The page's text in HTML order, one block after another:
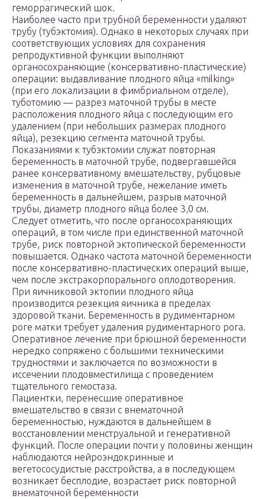
геморрагический шок.
Наиболее часто при трубной беременности удаляют
трубу (тубэктомия). Однако в некоторых случаях при
соответствующих условиях для сохранения
репродуктивной функции выполняют
органосохраняющие (консервативно-пластические)
операции: выдавливание плодного яйца «milking»
(при его локализации в фимбриальном отделе),
туботомию — разрез маточной трубы в месте
расположения плодного яйца с последующим его
удалением (при небольших размерах плодного
яйца), резекцию сегмента маточной трубы.
Показаниями к тубэктомии служат повторная
беременность в маточной трубе, подвергавшейся
ранее консервативному вмешательству, рубцовые
изменения в маточной трубе, нежелание иметь
беременность в дальнейшем, разрыв маточной
трубы, диаметр плодного яйца более 3,0 см.
Следует отметить, что после органосохраняющих
операций, в том числе при единственной маточной
трубе, риск повторной эктопической беременности
повышается. Однако частота маточной беременности
после консервативно-пластических операций выше,
чем после экстракорпорального оплодотворения.
При яичниковой эктопии плодного яйца
производится резекция яичника в пределах
здоровой ткани. Беременность в рудиментарном
роге матки требует удаления рудиментарного рога.
Оперативное лечение при брюшной беременности
нередко сопряжено с большими техническими
трудностями и заключается по возможности в
иссечении плодовместилища с проведением
тщательного гемостаза.
Пациентки, перенесшие оперативное
вмешательство в связи с внематочной
беременностью, нуждаются в дальнейшем в
восстановлении менструальной и генеративной
функций. После операции почти у половины женщин
наблюдаются нейроэндокринные и
вегетососудистые расстройства, а в последующем
возникает бесплодие, возрастает риск повторной
внематочной беременности